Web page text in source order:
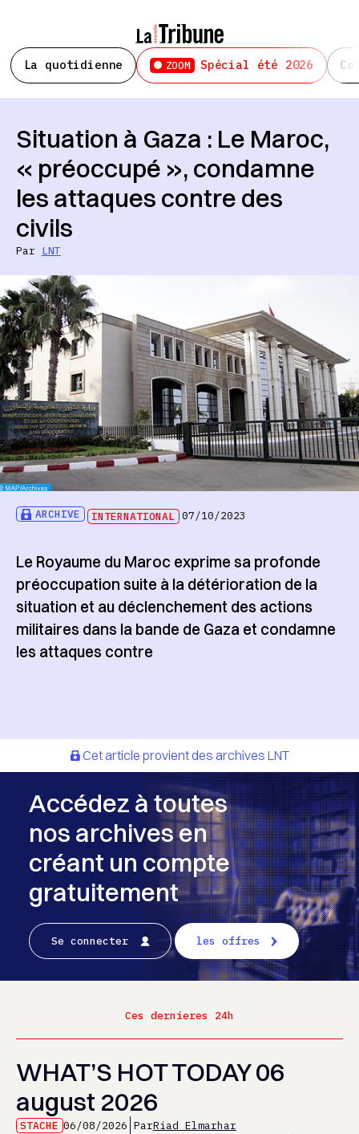
La quotidienne ZOOM Spécial été 2026
ARCHIVE INTERNATIONAL 07/10/2023
Situation à Gaza : Le Maroc,
« préoccupé », condamne
les attaques contre des
civils
Par LNT
Le Royaume du Maroc exprime sa profonde
préoccupation suite à la détérioration de la
situation et au déclenchement des actions
militaires dans la bande de Gaza et condamne
les attaques contre
Cet article provient des archives LNT
Accédez à toutes
nos archives en
créant un compte
gratuitement
Se connecter les offres
Ces dernieres 24h
WHAT’S HOT TODAY 06
august 2026
STACHE 06/08/2026 ParRiad Elmarhar